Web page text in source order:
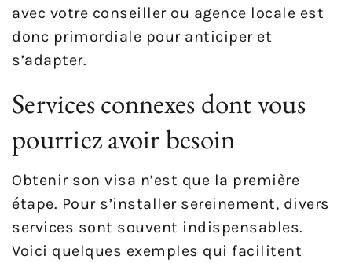
avec votre conseiller ou agence locale est
donc primordiale pour anticiper et
s’adapter.
Services connexes dont vous
pourriez avoir besoin
Obtenir son visa n’est que la première
étape. Pour s’installer sereinement, divers
services sont souvent indispensables.
Voici quelques exemples qui facilitent